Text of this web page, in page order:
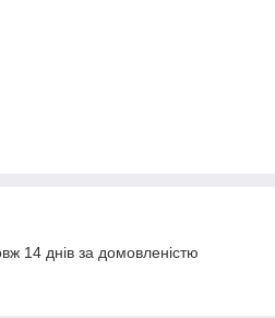
14 днів за домовленістю